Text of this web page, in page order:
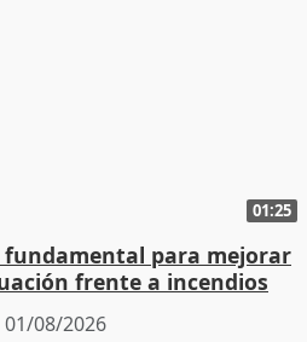
01:25
para mejorar
frente a incendios
01/08/2026